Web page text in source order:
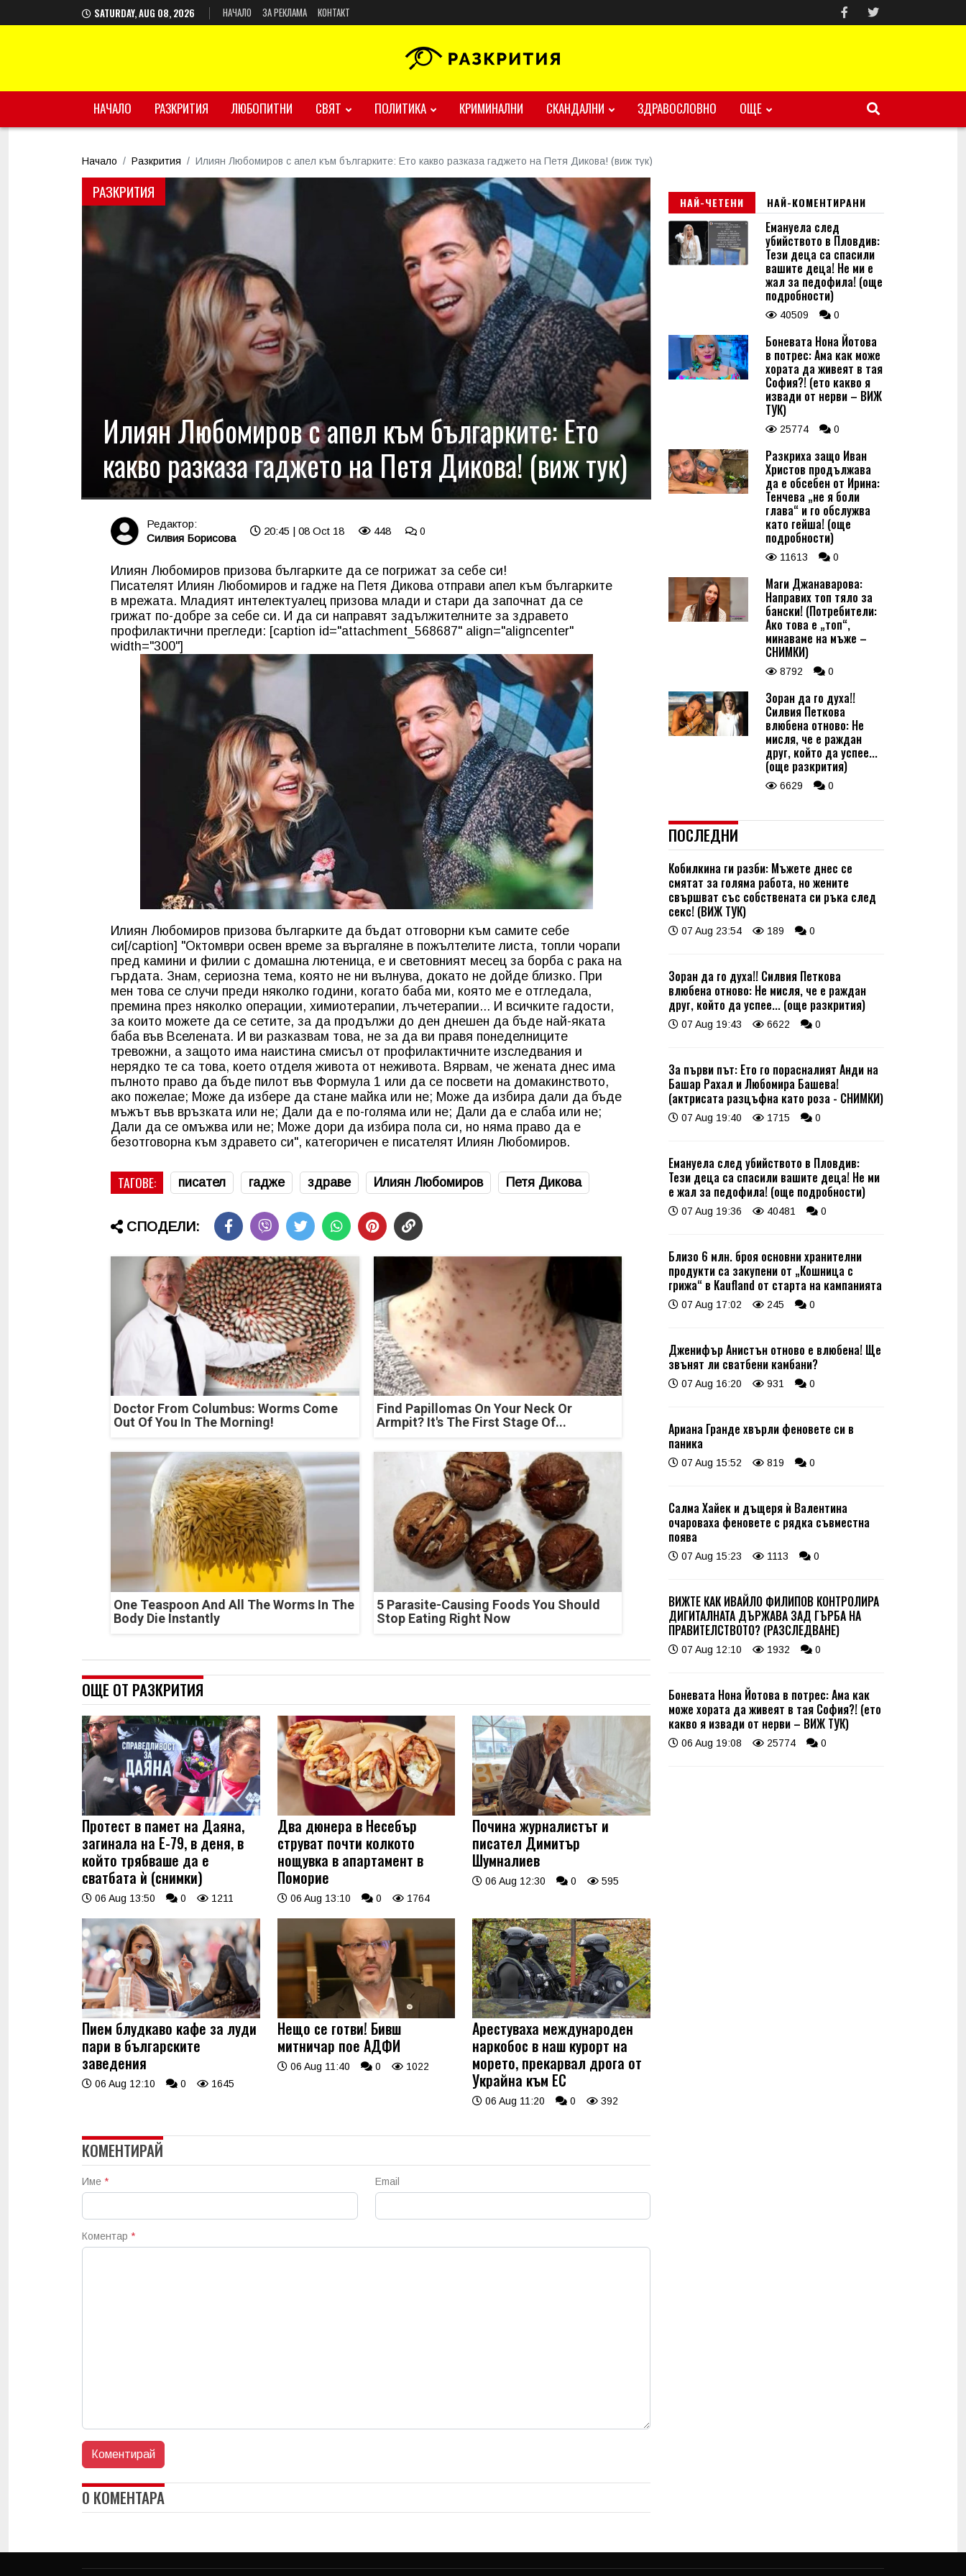
SATURDAY, AUG 08, 2026 НАЧАЛО ЗА РЕКЛАМА КОНТАКТ
НАЧАЛО РАЗКРИТИЯ ЛЮБОПИТНИ СВЯТ ПОЛИТИКА КРИМИНАЛНИ СКАНДАЛНИ ЗДРАВОСЛОВНО ОЩЕ
Начало Разкрития Илиян Любомиров с апел към българките: Ето какво разказа гаджето на Петя Дикова! (виж тук)
РАЗКРИТИЯ
Илиян Любомиров с апел към българките: Ето
какво разказа гаджето на Петя Дикова! (виж тук)
Редактор:
Силвия Борисова
20:45 | 08 Oct 18 448 0
Илиян Любомиров призова българките да се погрижат за себе си!
Писателят Илиян Любомиров и гадже на Петя Дикова отправи апел към българките
в мрежата. Младият интелектуалец призова млади и стари да започнат да се
грижат по-добре за себе си. И да си направят задължителните за здравето
профилактични прегледи: [caption id="attachment_568687" align="aligncenter"
width="300"]
Илиян Любомиров призова българките да бъдат отговорни към самите себе
си[/caption] "Октомври освен време за въргаляне в пожълтелите листа, топли чорапи
пред камини и филии с домашна лютеница, е и световният месец за борба с рака на
гърдата. Знам, сериозна тема, която не ни вълнува, докато не дойде близко. При
мен това се случи преди няколко години, когато баба ми, която ме е отгледала,
премина през няколко операции, химиотерапии, лъчетерапии... И всичките гадости,
за които можете да се сетите, за да продължи до ден днешен да бъде най-яката
баба във Вселената. И ви разказвам това, не за да ви правя понеделниците
тревожни, а защото има наистина смисъл от профилактичните изследвания и
нерядко те са това, което отделя живота от неживота. Вярвам, че жената днес има
пълното право да бъде пилот във Формула 1 или да се посвети на домакинството,
ако пожелае; Може да избере да стане майка или не; Може да избира дали да бъде
мъжът във връзката или не; Дали да е по-голяма или не; Дали да е слаба или не;
Дали да се омъжва или не; Може дори да избира пола си, но няма право да е
безотговорна към здравето си", категоричен е писателят Илиян Любомиров.
ТАГОВЕ: писател гадже здраве Илиян Любомиров Петя Дикова
СПОДЕЛИ:
Doctor From Columbus: Worms Come
Out Of You In The Morning!
Find Papillomas On Your Neck Or
Armpit? It's The First Stage Of...
One Teaspoon And All The Worms In The
Body Die Instantly
5 Parasite-Causing Foods You Should
Stop Eating Right Now
ОЩЕ ОТ РАЗКРИТИЯ
Протест в памет на Даяна,
загинала на Е-79, в деня, в
който трябваше да е
сватбата ѝ (снимки)
06 Aug 13:50 0 1211
Два дюнера в Несебър
струват почти колкото
нощувка в апартамент в
Поморие
06 Aug 13:10 0 1764
Почина журналистът и
писател Димитър
Шумналиев
06 Aug 12:30 0 595
Пием блудкаво кафе за луди
пари в българските
заведения
06 Aug 12:10 0 1645
Нещо се готви! Бивш
митничар пое АДФИ
06 Aug 11:40 0 1022
Арестуваха международен
наркобос в наш курорт на
морето, прекарвал дрога от
Украйна към ЕС
06 Aug 11:20 0 392
КОМЕНТИРАЙ
Име * Email
Коментар *
0 КОМЕНТАРА
НАЙ-ЧЕТЕНИ НАЙ-КОМЕНТИРАНИ
Емануела след
убийството в Пловдив:
Тези деца са спасили
вашите деца! Не ми е
жал за педофила! (още
подробности)
40509 0
Боневата Нона Йотова
в потрес: Ама как може
хората да живеят в тая
София?! (ето какво я
извади от нерви – ВИЖ
ТУК)
25774 0
Разкриха защо Иван
Христов продължава
да е обсебен от Ирина:
Тенчева „не я боли
глава“ и го обслужва
като гейша! (още
подробности)
11613 0
Маги Джанаварова:
Направих топ тяло за
бански! (Потребители:
Ако това е „топ“,
минаваме на мъже –
СНИМКИ)
8792 0
Зоран да го духа!!
Силвия Петкова
влюбена отново: Не
мисля, че е раждан
друг, който да успее...
(още разкрития)
6629 0
ПОСЛЕДНИ
Кобилкина ги разби: Мъжете днес се
смятат за голяма работа, но жените
свършват със собствената си ръка след
секс! (ВИЖ ТУК)
07 Aug 23:54 189 0
Зоран да го духа!! Силвия Петкова
влюбена отново: Не мисля, че е раждан
друг, който да успее... (още разкрития)
07 Aug 19:43 6622 0
За първи път: Ето го порасналият Анди на
Башар Рахал и Любомира Башева!
(актрисата разцъфна като роза - СНИМКИ)
07 Aug 19:40 1715 0
Емануела след убийството в Пловдив:
Тези деца са спасили вашите деца! Не ми
е жал за педофила! (още подробности)
07 Aug 19:36 40481 0
Близо 6 млн. броя основни хранителни
продукти са закупени от „Кошница с
грижа“ в Kaufland от старта на кампанията
07 Aug 17:02 245 0
Дженифър Анистън отново е влюбена! Ще
звънят ли сватбени камбани?
07 Aug 16:20 931 0
Ариана Гранде хвърли феновете си в
паника
07 Aug 15:52 819 0
Салма Хайек и дъщеря ѝ Валентина
очароваха феновете с рядка съвместна
поява
07 Aug 15:23 1113 0
ВИЖТЕ КАК ИВАЙЛО ФИЛИПОВ КОНТРОЛИРА
ДИГИТАЛНАТА ДЪРЖАВА ЗАД ГЪРБА НА
ПРАВИТЕЛСТВОТО? (РАЗСЛЕДВАНЕ)
07 Aug 12:10 1932 0
Боневата Нона Йотова в потрес: Ама как
може хората да живеят в тая София?! (ето
какво я извади от нерви – ВИЖ ТУК)
06 Aug 19:08 25774 0